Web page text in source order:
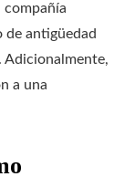
compañía
de antigüedad
Adicionalmente,
a una